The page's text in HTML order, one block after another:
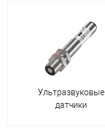
Ультразвуковые
датчики